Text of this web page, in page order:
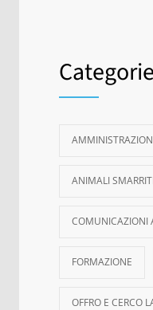
Categorie
ANIMALI
COMUNICAZIONI
FORMAZIONE
OFFRO E CERCO